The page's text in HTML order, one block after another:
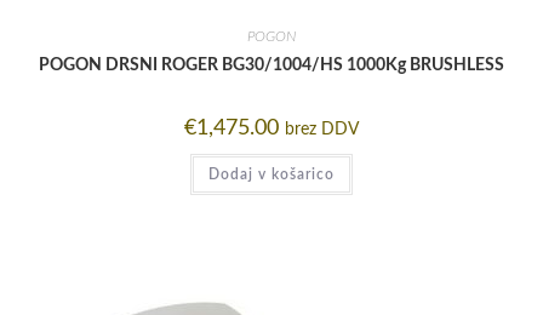
POGON
POGON DRSNI ROGER BG30/1004/HS 1000Kg BRUSHLESS
€1,475.00 brez DDV
Dodaj v košarico